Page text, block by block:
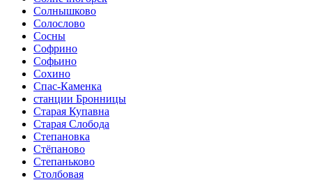
Солнышково
Солослово
Сосны
Софрино
Софьино
Сохино
Спас-Каменка
станции Бронницы
Старая Купавна
Старая Слобода
Степановка
Стёпаново
Степаньково
Столбовая